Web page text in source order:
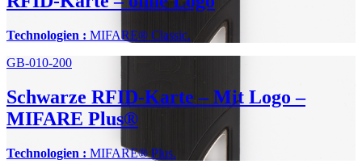
Technologien : MIFARE® Classic.
GB-010-200
Schwarze RFID-Karte – Mit Logo –
MIFARE Plus®
Technologien : MIFARE® Plus.